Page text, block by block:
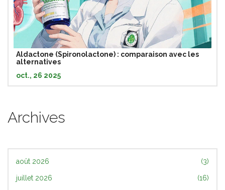
Aldactone (Spironolactone) : comparaison avec les
alternatives
oct., 26 2025
Archives
août 2026 (3)
juillet 2026 (16)